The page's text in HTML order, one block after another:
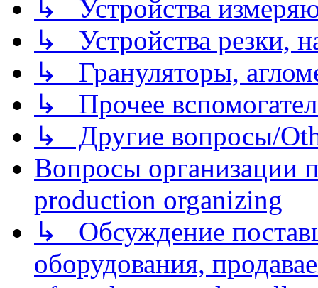
↳ Устройства
↳ Устройства резки,
↳ Грануляторы,
↳ Прочее
↳ Другие вопросы/
Вопросы организации
production organizing
↳ Обсуждение
оборудования,